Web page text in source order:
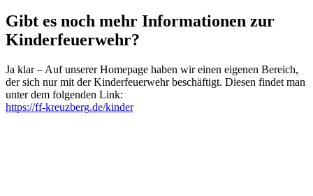
Gibt es noch mehr Informationen zur
Kinderfeuerwehr?
Ja klar – Auf unserer Homepage haben wir einen eigenen Bereich,
der sich nur mit der Kinderfeuerwehr beschäftigt. Diesen findet man
unter dem folgenden Link:
https://ff-kreuzberg.de/kinder